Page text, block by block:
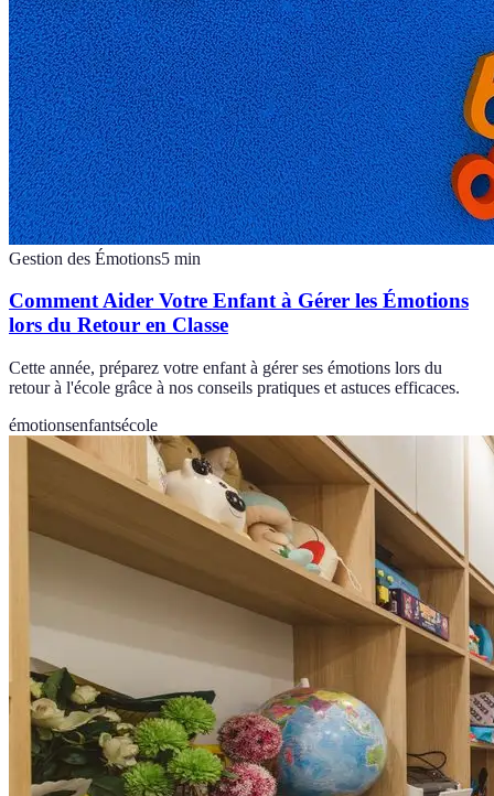
Gestion des Émotions5 min
Comment Aider Votre Enfant à Gérer les Émotions
lors du Retour en Classe
Cette année, préparez votre enfant à gérer ses émotions lors du
retour à l'école grâce à nos conseils pratiques et astuces efficaces.
émotionsenfantsécole